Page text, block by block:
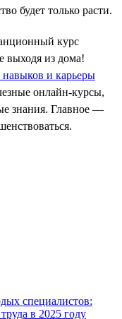
будет только расти.
курс
выходя из дома!
и карьеры
онлайн-курсы,
знания. Главное —